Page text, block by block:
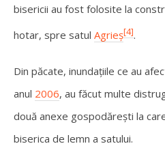
bisericii au fost folosite la
hotar, spre satul Agrieș[4].
Din păcate, inundațiile ce au
anul 2006, au făcut multe
două anexe gospodărești la
biserica de lemn a satului.